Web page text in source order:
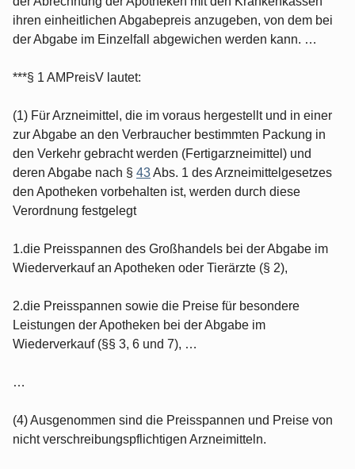
ihren einheitlichen Abgabepreis anzugeben, von dem bei
der Abgabe im Einzelfall abgewichen werden kann. …
***§ 1 AMPreisV lautet:
(1) Für Arzneimittel, die im voraus hergestellt und in einer
zur Abgabe an den Verbraucher bestimmten Packung in
den Verkehr gebracht werden (Fertigarzneimittel) und
deren Abgabe nach § 43Abs. 1 des Arzneimittelgesetzes
den Apotheken vorbehalten ist, werden durch diese
Verordnung festgelegt
1.die Preisspannen des Großhandels bei der Abgabe im
Wiederverkauf an Apotheken oder Tierärzte (§ 2),
2.die Preisspannen sowie die Preise für besondere
Leistungen der Apotheken bei der Abgabe im
Wiederverkauf (§§ 3, 6 und 7), …
…
(4) Ausgenommen sind die Preisspannen und Preise von
nicht verschreibungspflichtigen Arzneimitteln.